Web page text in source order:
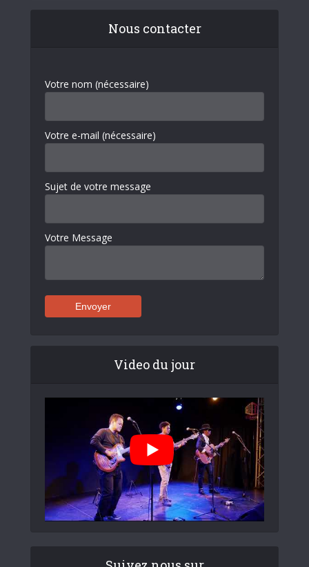
Nous contacter
Votre nom (nécessaire)
Votre e-mail (nécessaire)
Sujet de votre message
Votre Message
Video du jour